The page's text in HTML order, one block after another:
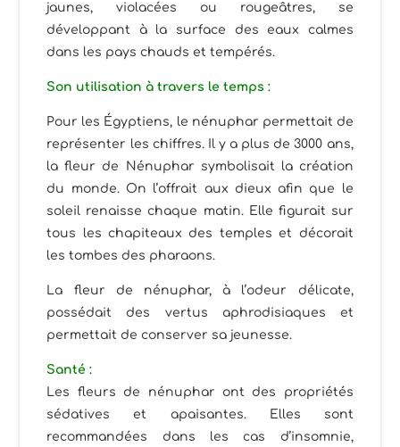
jaunes, violacées ou rougeâtres, se
développant à la surface des eaux calmes
dans les pays chauds et tempérés.
Son utilisation à travers le temps :
Pour les Égyptiens, le nénuphar permettait de
représenter les chiffres. Il y a plus de 3000 ans,
la fleur de Nénuphar symbolisait la création
du monde. On l’offrait aux dieux afin que le
soleil renaisse chaque matin. Elle figurait sur
tous les chapiteaux des temples et décorait
les tombes des pharaons.
La fleur de nénuphar, à l’odeur délicate,
possédait des vertus aphrodisiaques et
permettait de conserver sa jeunesse.
Santé :
Les fleurs de nénuphar ont des propriétés
sédatives et apaisantes. Elles sont
recommandées dans les cas d’insomnie,